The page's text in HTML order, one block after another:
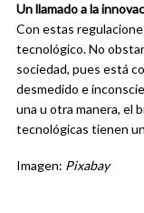
Un llamado a la
Con estas
tecnológico. No
sociedad, pues está
desmedido e
una u otra manera, el
tecnológicas tienen
Imagen: Pixabay